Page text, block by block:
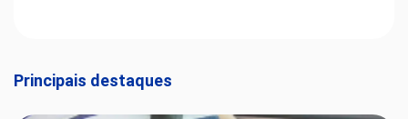
Principais destaques